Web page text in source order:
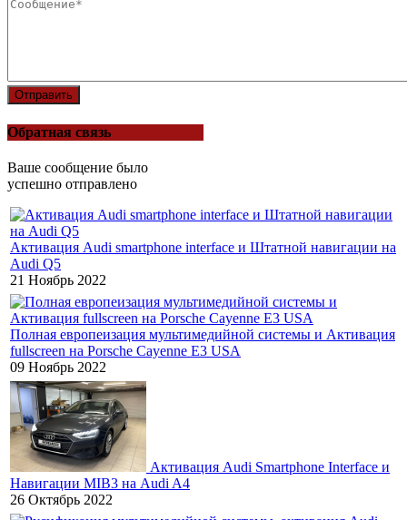
Отправить
Обратная связь
Ваше сообщение было
успешно отправлено
Активация Audi smartphone interface и Штатной навигации на
Audi Q5
21 Ноябрь 2022
Полная европеизация мультимедийной системы и Активация
fullscreen на Porsche Cayenne E3 USA
09 Ноябрь 2022
Активация Audi Smartphone Interface и
Навигации MIB3 на Audi A4
26 Октябрь 2022